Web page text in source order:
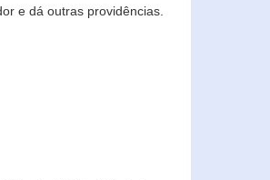
e dá outras providências.